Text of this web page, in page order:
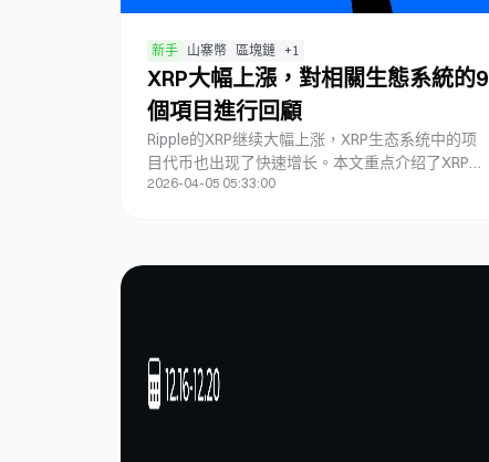
新手 山寨幣 區塊鏈 +1
XRP大幅上漲，對相關生態系統的9
個項目進行回顧
Ripple的XRP继续大幅上涨，XRP生态系统中的项
目代币也出现了快速增长。本文重点介绍了XRP生
态系统中的一些关键项目。
2026-04-05 05:33:00